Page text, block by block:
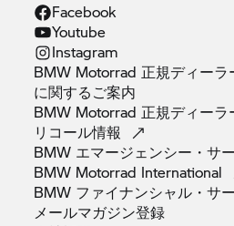
Facebook
Youtube
Instagram
BMW Motorrad 正規ディーラ
に関するご案内
BMW Motorrad 正規ディー
リコール情報
BMW エマージェンシー・サ
BMW Motorrad International
BMW ファイナンシャル・サ
メールマガジン登録